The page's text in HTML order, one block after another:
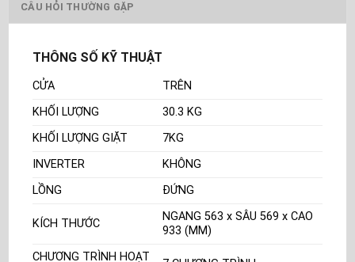
CÂU HỎI THƯỜNG GẶP
THÔNG SỐ KỸ THUẬT
CỬA
TRÊN
KHỐI LƯỢNG
30.3 KG
KHỐI LƯỢNG GIẶT
7KG
INVERTER
KHÔNG
LỒNG
ĐỨNG
KÍCH THƯỚC
NGANG 563 x SÂU 569 x CAO
933 (MM)
CHƯƠNG TRÌNH HOẠT